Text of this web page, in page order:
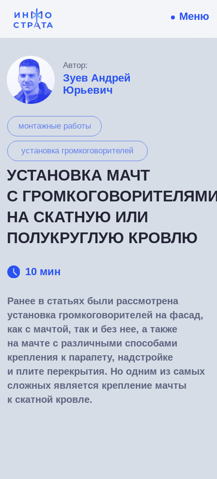
Юрьевич
монтажные работы
10 мин
УСТАНОВКА МАЧТ
С ГРОМКОГОВОРИТЕЛЯМИ
НА СКАТНУЮ ИЛИ
ПОЛУКРУГЛУЮ КРОВЛЮ
Ранее в статьях были рассмотрена
как с мачтой, так и без нее, а также
на мачте с различными способами
и плите перекрытия. Но одним из самых
сложных является крепление мачты